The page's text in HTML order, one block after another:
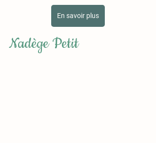
En savoir plus
Nadège Petit